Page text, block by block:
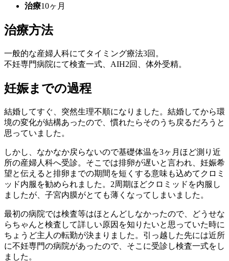
治療10ヶ月
治療方法
一般的な産婦人科にてタイミング療法3回。
不妊専門病院にて検査一式、AIH2回、体外受精。
妊娠までの過程
結婚してすぐ、突然生理不順になりました。結婚してから環
境の変化が結構あったので、慣れたらそのうち戻るだろうと
思っていました。
しかし、なかなか戻らないので基礎体温を3ヶ月ほど測り近
所の産婦人科へ受診。そこでは排卵が遅いと言われ、妊娠希
望と伝えると排卵までの期間を短くする意味も込めてクロミ
ッド内服を勧められました。2周期ほどクロミッドを内服し
ましたが、子宮内膜がとても薄くなってしまいました。
最初の病院では検査等はほとんどしなかったので、どうせな
らちゃんと検査して詳しい原因を知りたいと思っていた時に
ちょうど主人の転勤が決まりました。引っ越した先には近所
に不妊専門の病院があったので、そこに受診し検査一式をし
ました。